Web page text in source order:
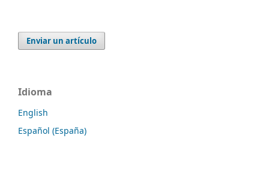
Enviar un artículo
Idioma
English
Español (España)